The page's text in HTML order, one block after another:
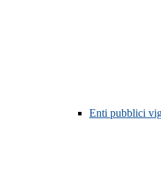
Enti pubblici